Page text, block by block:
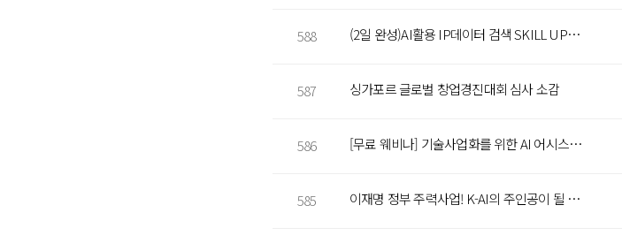
588 (2일 완성)AI활용 IP데이터 검색 SKILL UP과정 9/25~26 (신청마감~9/21)
587 싱가포르 글로벌 창업경진대회 심사 소감
586 [무료 웨비나] 기술사업화를 위한 AI 어시스턴트
585 이재명 정부 주력사업! K-AI의 주인공이 될 5개의 기업은? -‘국산 AI 파운데이션 모델’ 기술력 성적표